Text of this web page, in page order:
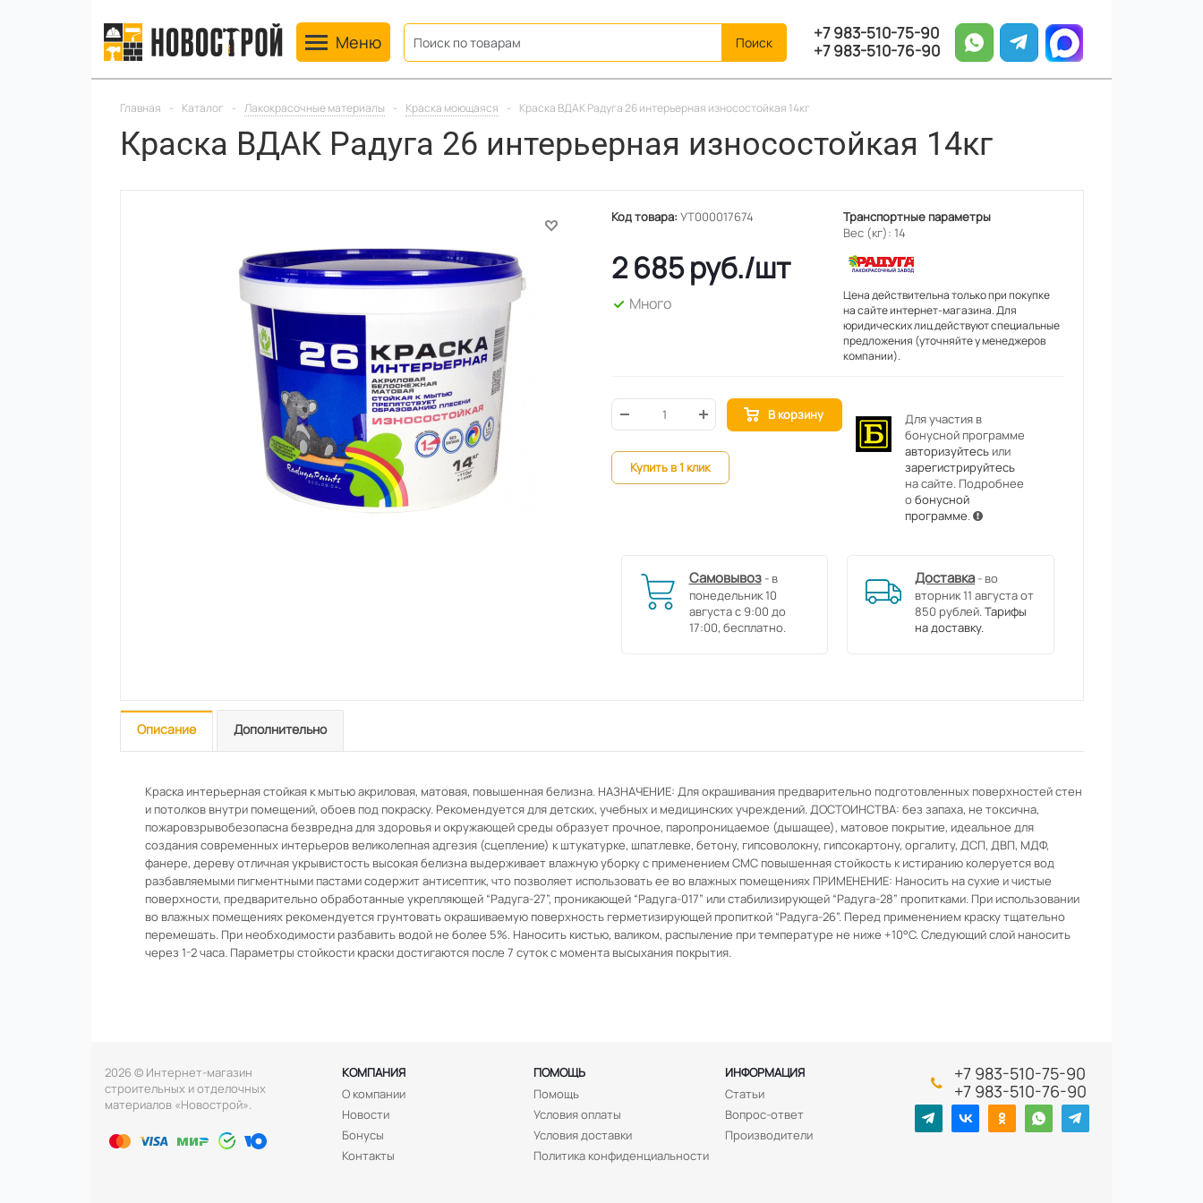
Toggle navigation
Меню
+7 983-510-75-90
+7 983-510-76-90
Главная - Каталог - Лакокрасочные материалы - Краска моющаяся - Краска ВДАК Радуга 26 интерьерная износостойкая 14кг
Краска ВДАК Радуга 26 интерьерная износостойкая 14кг
Код товара: УТ000017674
2 685руб./шт
Много
Транспортные параметры
Вес (кг): 14
Цена действительна только при покупке
на сайте интернет-магазина. Для
юридических лиц действуют специальные
предложения (уточняйте у менеджеров
компании).
В корзину
Купить в 1 клик
Для участия в
бонусной программе
авторизуйтесьили
зарегистрируйтесь
на сайте. Подробнее
обонусной
программе.
Самовывоз- в
понедельник 10
августа с 9:00 до
17:00, бесплатно.
Доставка - во
вторник 11 августа от
850 рублей.Тарифы
на доставку.
Описание Дополнительно
Краска интерьерная стойкая к мытью акриловая, матовая, повышенная белизна. НАЗНАЧЕНИЕ: Для окрашивания предварительно подготовленных поверхностей стен
и потолков внутри помещений, обоев под покраску. Рекомендуется для детских, учебных и медицинских учреждений. ДОСТОИНСТВА: без запаха, не токсична,
пожаровзрывобезопасна безвредна для здоровья и окружающей среды образует прочное, паропроницаемое (дышащее), матовое покрытие, идеальное для
создания современных интерьеров великолепная адгезия (сцепление) к штукатурке, шпатлевке, бетону, гипсоволокну, гипсокартону, оргалиту, ДСП, ДВП, МДФ,
фанере, дереву отличная укрывистость высокая белизна выдерживает влажную уборку с применением СМС повышенная стойкость к истиранию колеруется вод
разбавляемыми пигментными пастами содержит антисептик, что позволяет использовать ее во влажных помещениях ПРИМЕНЕНИЕ: Наносить на сухие и чистые
поверхности, предварительно обработанные укрепляющей “Радуга-27”, проникающей “Радуга-017” или стабилизирующей “Радуга-28” пропитками. При использовании
во влажных помещениях рекомендуется грунтовать окрашиваемую поверхность герметизирующей пропиткой “Радуга-26”. Перед применением краску тщательно
перемешать. При необходимости разбавить водой не более 5%. Наносить кистью, валиком, распыление при температуре не ниже +10°С. Следующий слой наносить
через 1-2 часа. Параметры стойкости краски достигаются после 7 суток с момента высыхания покрытия.
2026 © Интернет-магазин
строительных и отделочных
материалов «Новострой».
КОМПАНИЯ ПОМОЩЬ
ИНФОРМАЦИЯ
О компании
Новости
Бонусы
Контакты
Помощь
Условия оплаты
Условия доставки
Политика конфиденциальности
Статьи
Вопрос-ответ
Производители
+7 983-510-75-90
+7 983-510-76-90